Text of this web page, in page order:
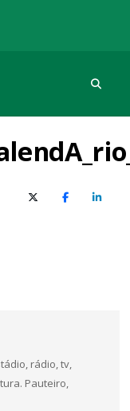
X (Twitter)Facebook
O
rádio, tv,
Pauteiro,